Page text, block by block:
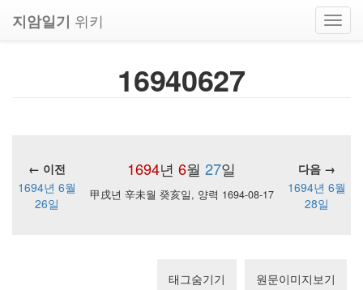
지암일기 위키
16940627
1694년 6월 27일
← 이전
다음 →
1694년 6월
26일
甲戌년 辛未월 癸亥일, 양력 1694-08-17
1694년 6월
28일
태그숨기기 원문이미지보기